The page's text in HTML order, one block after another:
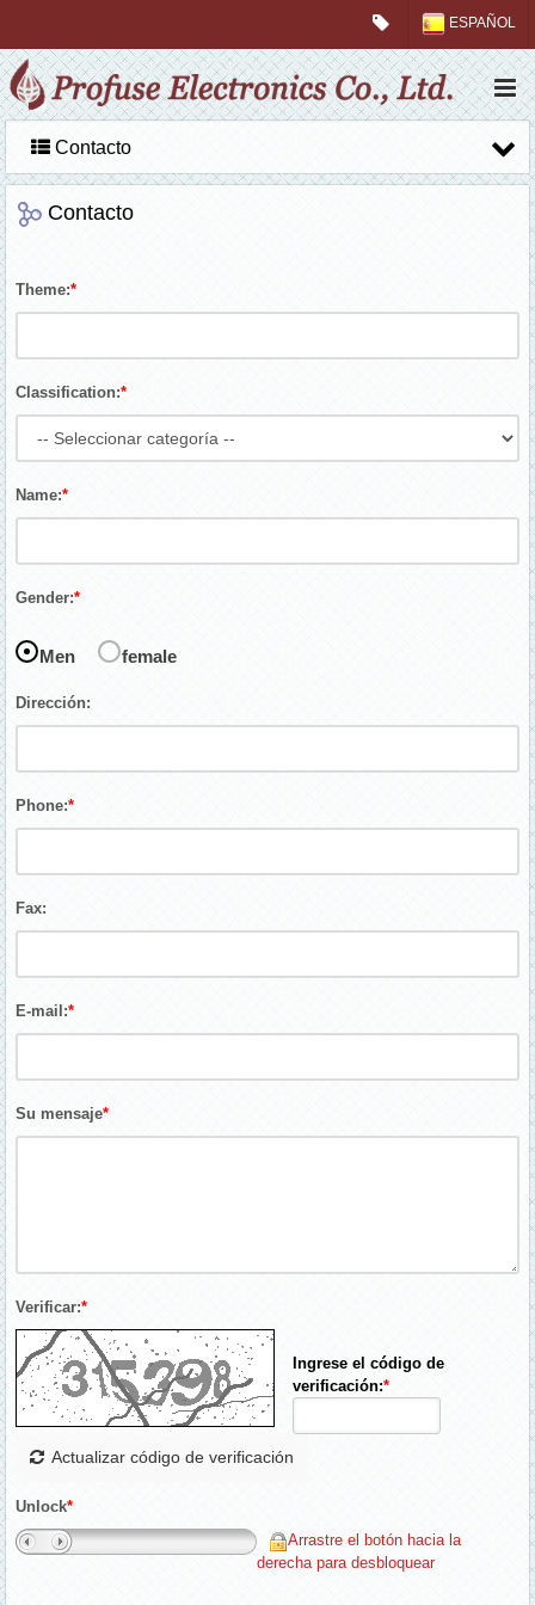
ESPAÑOL
Contacto
Contacto
Theme:*
Classification:*
Name:*
Gender:*
Men female
Dirección:
Phone:*
Fax:
E-mail:*
Su mensaje*
Verificar:*
Ingrese el código de
verificación:*
Actualizar código de verificación
Unlock*
Arrastre el botón hacia la
derecha para desbloquear